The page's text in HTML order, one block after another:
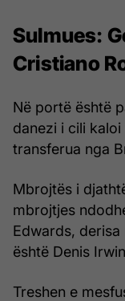
Sulmues:
Cristiano
Në portë është
danezi i cili
transferua nga
Mbrojtës i
mbrojtjes
Edwards,
është Denis
Treshen e